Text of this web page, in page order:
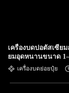
เครื่องบดปอตัสเซีย
ยมอุดหนานขนาด
คาร์บอน
เครื่องบดย่อยปุ๋ย